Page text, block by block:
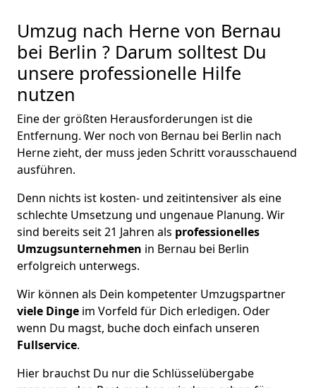
Umzug nach Herne von Bernau
bei Berlin ? Darum solltest Du
unsere professionelle Hilfe
nutzen
Eine der größten Herausforderungen ist die
Entfernung. Wer noch von Bernau bei Berlin nach
Herne zieht, der muss jeden Schritt vorausschauend
ausführen.
Denn nichts ist kosten- und zeitintensiver als eine
schlechte Umsetzung und ungenaue Planung. Wir
sind bereits seit 21 Jahren als professionelles
Umzugsunternehmen in Bernau bei Berlin
erfolgreich unterwegs.
Wir können als Dein kompetenter Umzugspartner
viele Dinge im Vorfeld für Dich erledigen. Oder
wenn Du magst, buche doch einfach unseren
Fullservice.
Hier brauchst Du nur die Schlüsselübergabe